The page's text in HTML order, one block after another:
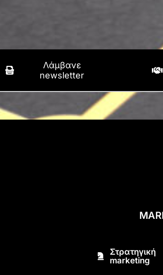
Λάμβανε
newsletter
Στρατηγική
marketing